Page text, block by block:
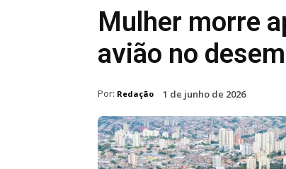
Mulher morre
avião no
Por: Redação 1 de junho de 2026